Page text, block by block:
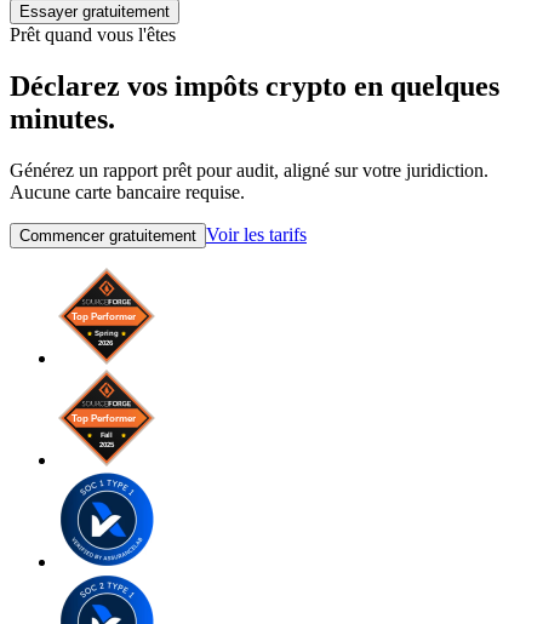
Essayer gratuitement
Prêt quand vous l'êtes
Déclarez vos impôts crypto en quelques
minutes.
Générez un rapport prêt pour audit, aligné sur votre juridiction.
Aucune carte bancaire requise.
Commencer gratuitement Voir les tarifs